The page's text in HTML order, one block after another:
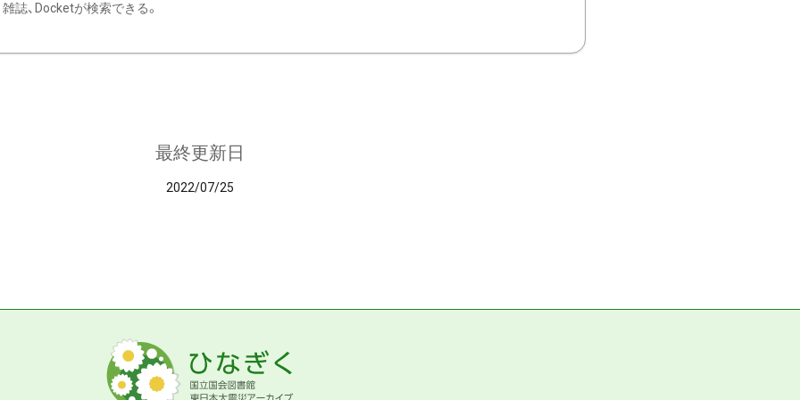
雑誌、Docketが検索できる。
最終更新日
2022/07/25